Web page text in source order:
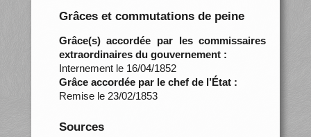
Grâces et commutations de peine
Grâce(s) accordée par les commissaires
extraordinaires du gouvernement :
Internement le 16/04/1852
Grâce accordée par le chef de l’État :
Remise le 23/02/1853
Sources